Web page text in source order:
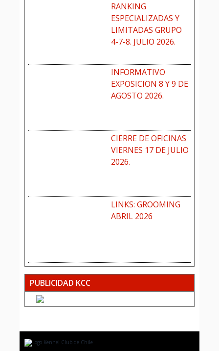
RANKING
ESPECIALIZADAS Y
LIMITADAS GRUPO
4-7-8. JULIO 2026.
INFORMATIVO
EXPOSICION 8 Y 9 DE
AGOSTO 2026.
CIERRE DE OFICINAS
VIERNES 17 DE JULIO
2026.
LINKS: GROOMING
ABRIL 2026
PUBLICIDAD KCC